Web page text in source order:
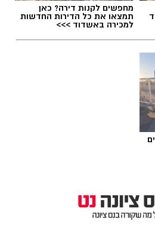
תמיכה ייחודית לבני
האזרחים הוותיקים,
העובדים הסוציאליים
מהמחלקה לרווחת האזרחים
והשירותים החברתיים.
בכל מובן, הדורש ידע, חוסן
לא למד ולא שאף
הייתה לנו משענת חזקה, בה
החינוך: לימודי חינוך
מחפשים לקנות דירה? כאן
תמצאו את כל הדירות החדשות
למכירה באשדוד >>>